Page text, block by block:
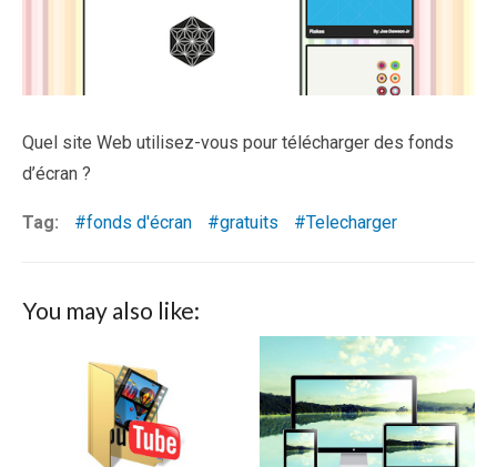
Quel site Web utilisez-vous pour télécharger des fonds
d’écran ?
Tag: fonds d'écran gratuits Telecharger
You may also like: